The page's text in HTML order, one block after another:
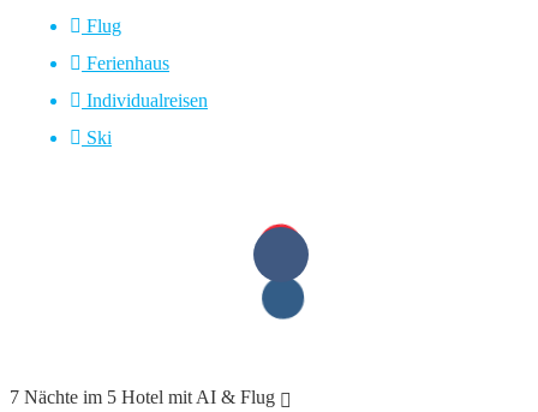
Flug
Ferienhaus
Individualreisen
Ski
7 Nächte im 5 Hotel mit AI & Flug